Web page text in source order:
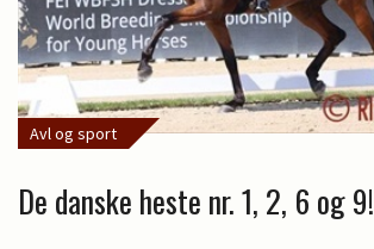
Avl og sport
De danske heste nr. 1, 2, 6 og 9!